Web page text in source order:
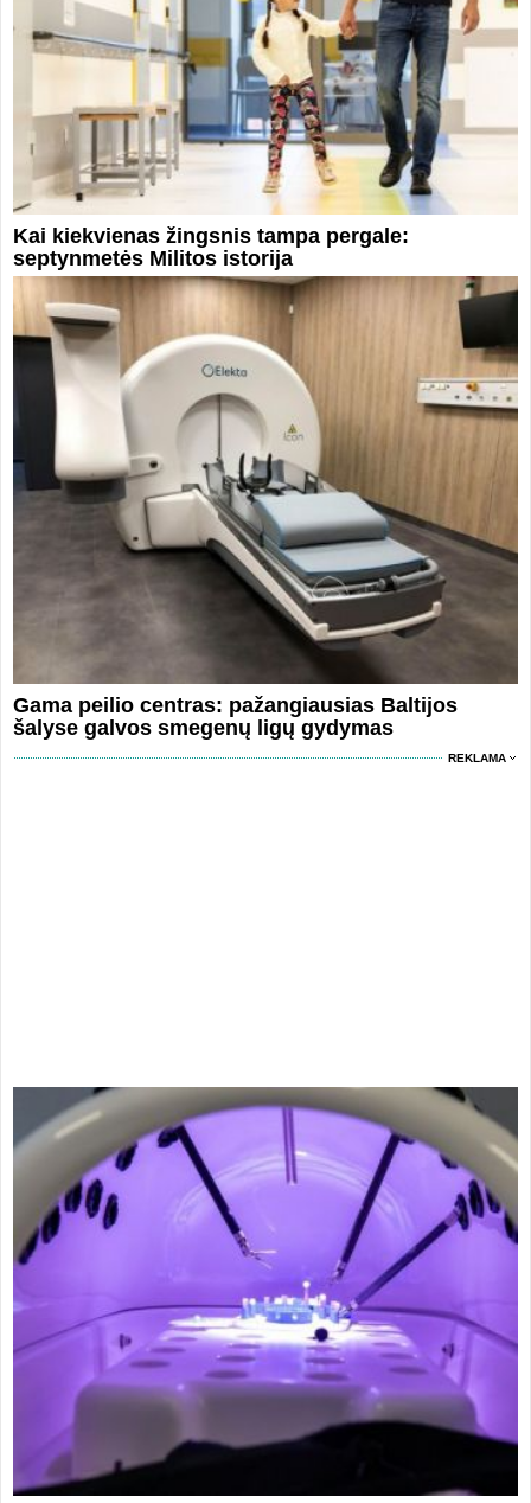
Kai kiekvienas žingsnis tampa pergale:
septynmetės Militos istorija
Gama peilio centras: pažangiausias Baltijos
šalyse galvos smegenų ligų gydymas
REKLAMA